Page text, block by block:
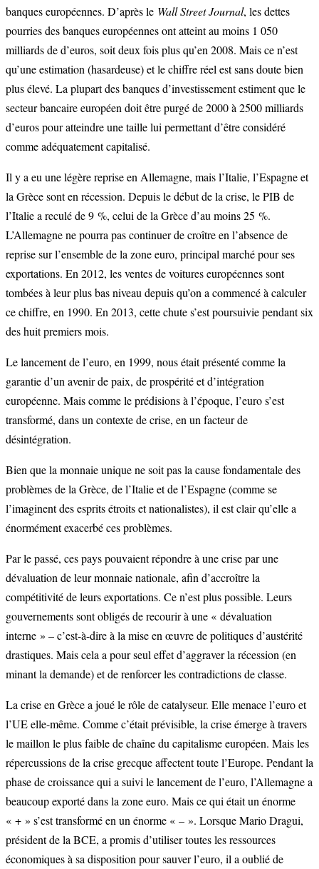
banques européennes. D’après le Wall Street Journal, les dettes
pourries des banques européennes ont atteint au moins 1 050
milliards de d’euros, soit deux fois plus qu’en 2008. Mais ce n’est
qu’une estimation (hasardeuse) et le chiffre réel est sans doute bien
plus élevé. La plupart des banques d’investissement estiment que le
secteur bancaire européen doit être purgé de 2000 à 2500 milliards
d’euros pour atteindre une taille lui permettant d’être considéré
comme adéquatement capitalisé.
Il y a eu une légère reprise en Allemagne, mais l’Italie, l’Espagne et
la Grèce sont en récession. Depuis le début de la crise, le PIB de
l’Italie a reculé de 9 %, celui de la Grèce d’au moins 25 %.
L’Allemagne ne pourra pas continuer de croître en l’absence de
reprise sur l’ensemble de la zone euro, principal marché pour ses
exportations. En 2012, les ventes de voitures européennes sont
tombées à leur plus bas niveau depuis qu’on a commencé à calculer
ce chiffre, en 1990. En 2013, cette chute s’est poursuivie pendant six
des huit premiers mois.
Le lancement de l’euro, en 1999, nous était présenté comme la
garantie d’un avenir de paix, de prospérité et d’intégration
européenne. Mais comme le prédisions à l’époque, l’euro s’est
transformé, dans un contexte de crise, en un facteur de
désintégration.
Bien que la monnaie unique ne soit pas la cause fondamentale des
problèmes de la Grèce, de l’Italie et de l’Espagne (comme se
l’imaginent des esprits étroits et nationalistes), il est clair qu’elle a
énormément exacerbé ces problèmes.
Par le passé, ces pays pouvaient répondre à une crise par une
dévaluation de leur monnaie nationale, afin d’accroître la
compétitivité de leurs exportations. Ce n’est plus possible. Leurs
gouvernements sont obligés de recourir à une « dévaluation
interne » – c’est-à-dire à la mise en œuvre de politiques d’austérité
drastiques. Mais cela a pour seul effet d’aggraver la récession (en
minant la demande) et de renforcer les contradictions de classe.
La crise en Grèce a joué le rôle de catalyseur. Elle menace l’euro et
l’UE elle-même. Comme c’était prévisible, la crise émerge à travers
le maillon le plus faible de chaîne du capitalisme européen. Mais les
répercussions de la crise grecque affectent toute l’Europe. Pendant la
phase de croissance qui a suivi le lancement de l’euro, l’Allemagne a
beaucoup exporté dans la zone euro. Mais ce qui était un énorme
« + » s’est transformé en un énorme « – ». Lorsque Mario Dragui,
président de la BCE, a promis d’utiliser toutes les ressources
économiques à sa disposition pour sauver l’euro, il a oublié de